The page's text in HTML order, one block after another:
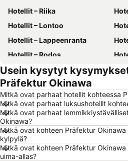
Hotellit – Riika
Hotellit – Lontoo
Hotellit – Lappeenranta
Hotellit – Rodos
Hotellit – Alanya
Hotellit – Fuengirola
Hotellit – Savonlinna
Hotellit – Lahti
Hotellit – Seinäjoki
Hotellit – Malta
Hotellit – Teneriffa
Usein kysytyt
Präfektur Okinawa
Mitkä ovat parhaat hotellit kohteessa
Mitkä ovat parhaat luksushotellit
Mitkä ovat parhaat
Okinawa?
Mitkä ovat kohteen Präfektur
kylpylä?
Mitkä ovat kohteen Präfektur
uima-allas?